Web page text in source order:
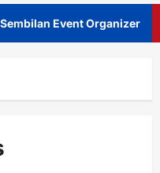
Sembilan Event Organizer